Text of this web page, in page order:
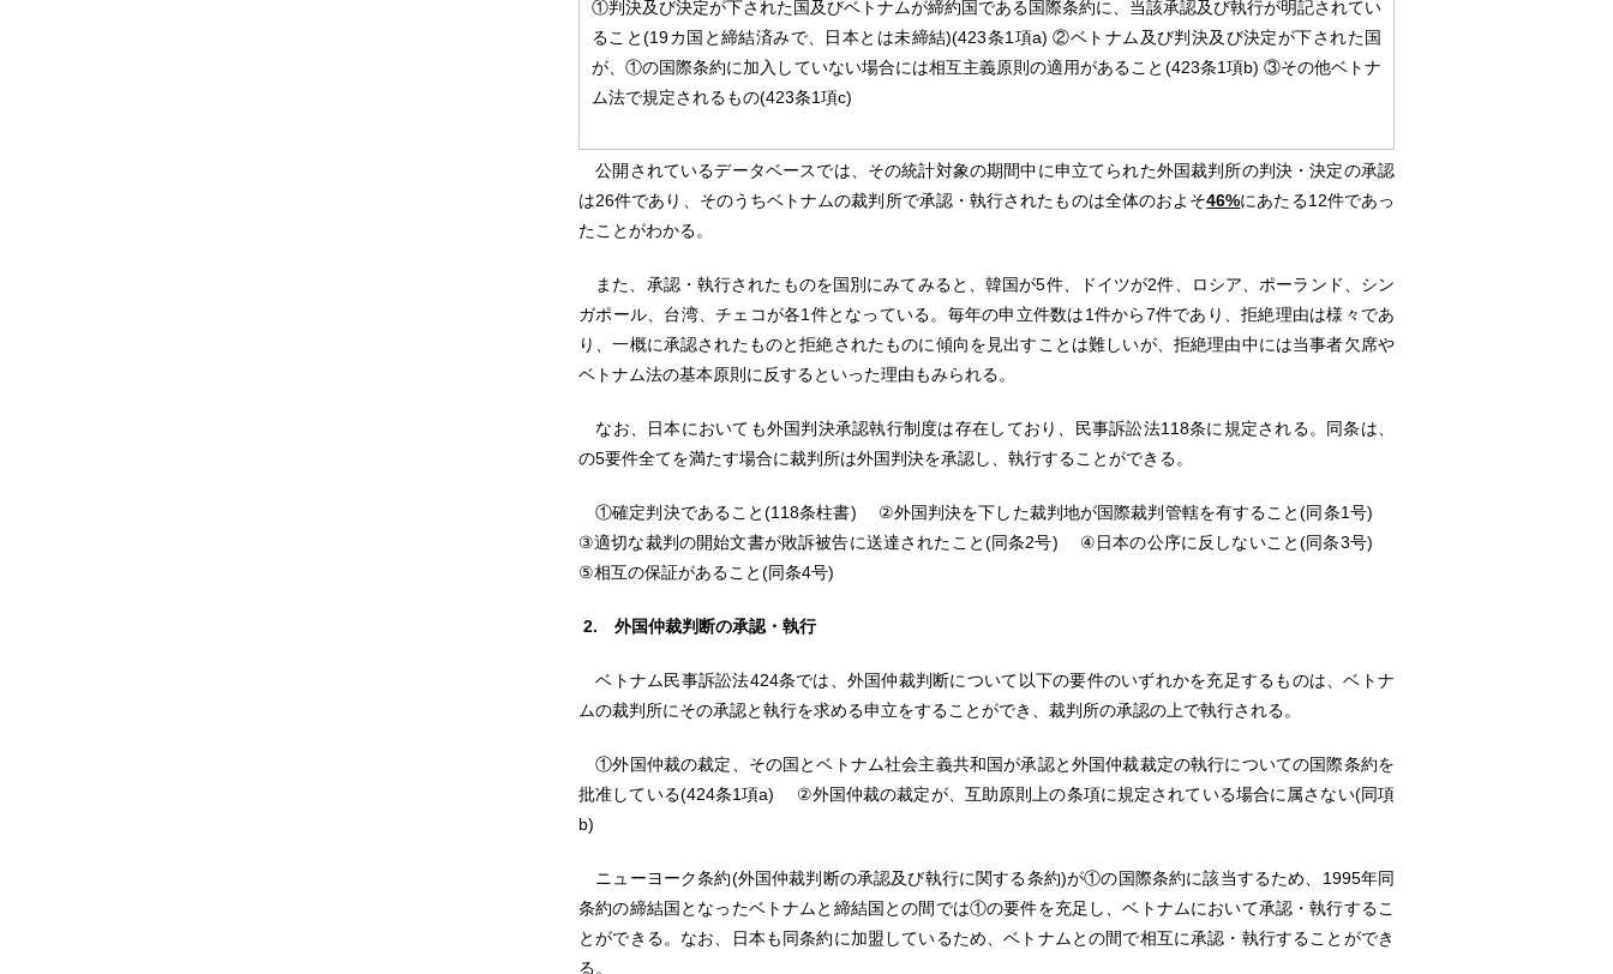
①判決及び決定が下された国及びベトナムが締約国である国際条約に、当該承認及び執行が明記されてい
ること(19カ国と締結済みで、日本とは未締結)(423条1項a) ②ベトナム及び判決及び決定が下された国
が、①の国際条約に加入していない場合には相互主義原則の適用があること(423条1項b) ③その他ベトナ
ム法で規定されるもの(423条1項c)
公開されているデータベースでは、その統計対象の期間中に申立てられた外国裁判所の判決・決定の承認
は26件であり、そのうちベトナムの裁判所で承認・執行されたものは全体のおよそ46%にあたる12件であっ
たことがわかる。
また、承認・執行されたものを国別にみてみると、韓国が5件、ドイツが2件、ロシア、ポーランド、シン
ガポール、台湾、チェコが各1件となっている。毎年の申立件数は1件から7件であり、拒絶理由は様々であ
り、一概に承認されたものと拒絶されたものに傾向を見出すことは難しいが、拒絶理由中には当事者欠席や
ベトナム法の基本原則に反するといった理由もみられる。
なお、日本においても外国判決承認執行制度は存在しており、民事訴訟法118条に規定される。同条は、
の5要件全てを満たす場合に裁判所は外国判決を承認し、執行することができる。
①確定判決であること(118条柱書) ②外国判決を下した裁判地が国際裁判管轄を有すること(同条1号)
③適切な裁判の開始文書が敗訴被告に送達されたこと(同条2号) ④日本の公序に反しないこと(同条3号)
⑤相互の保証があること(同条4号)
2. 外国仲裁判断の承認・執行
ベトナム民事訴訟法424条では、外国仲裁判断について以下の要件のいずれかを充足するものは、ベトナ
ムの裁判所にその承認と執行を求める申立をすることができ、裁判所の承認の上で執行される。
①外国仲裁の裁定、その国とベトナム社会主義共和国が承認と外国仲裁裁定の執行についての国際条約を
批准している(424条1項a) ②外国仲裁の裁定が、互助原則上の条項に規定されている場合に属さない(同項
b)
ニューヨーク条約(外国仲裁判断の承認及び執行に関する条約)が①の国際条約に該当するため、1995年同
条約の締結国となったベトナムと締結国との間では①の要件を充足し、ベトナムにおいて承認・執行するこ
とができる。なお、日本も同条約に加盟しているため、ベトナムとの間で相互に承認・執行することができ
る。